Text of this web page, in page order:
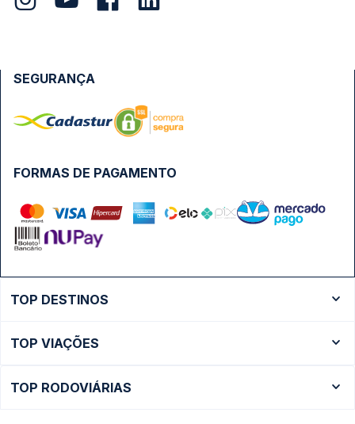
FORMAS DE PAGAMENTO
SEGURANÇA
TOP DESTINOS
Ônibus São Paulo
TOP VIAÇÕES
TOP RODOVIÁRIAS